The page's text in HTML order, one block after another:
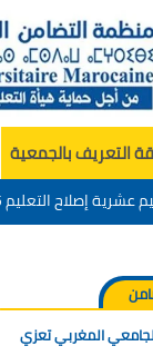
التعريف بالجمعية
– اليوم 24
الرقمي للإدارة
شعار: المدرسة
– اليوم 24
المغربي تعزي